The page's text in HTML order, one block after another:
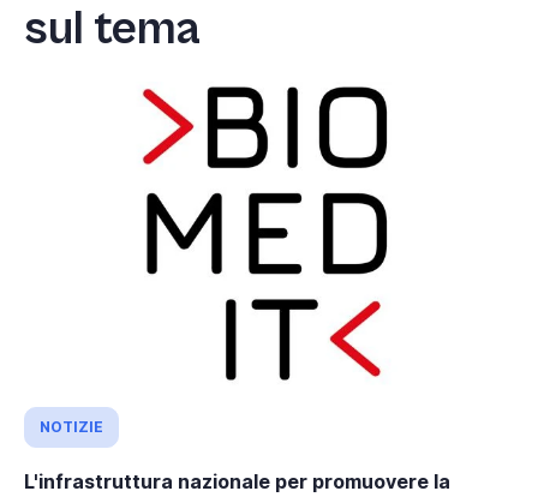
sul tema
NOTIZIE
L'infrastruttura nazionale per promuovere la